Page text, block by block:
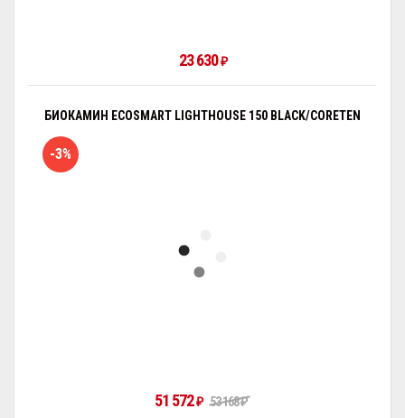
23 630₽
БИОКАМИН ECOSMART LIGHTHOUSE 150 BLACK/CORETEN
-3%
51 572₽ 53 168₽